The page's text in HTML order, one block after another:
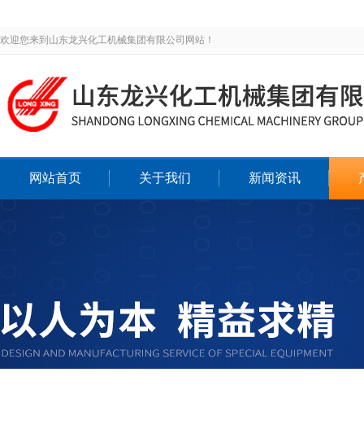
欢迎您来到山东龙兴化工机械集团有限公司网站！
网站首页 关于我们 新闻资讯